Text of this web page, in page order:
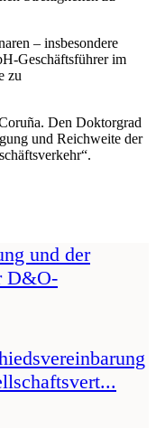
– insbesondere
Geschäftsführer im
zu
Den Doktorgrad
und Reichweite der
und der
D&O-